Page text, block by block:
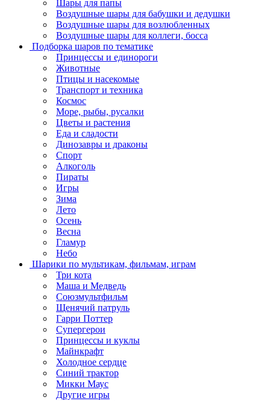
Шары для папы
Воздушные шары для бабушки и дедушки
Воздушные шары для возлюбленных
Воздушные шары для коллеги, босса
Подборка шаров по тематике
Принцессы и единороги
Животные
Птицы и насекомые
Транспорт и техника
Космос
Море, рыбы, русалки
Цветы и растения
Еда и сладости
Динозавры и драконы
Спорт
Алкоголь
Пираты
Игры
Зима
Лето
Осень
Весна
Гламур
Небо
Шарики по мультикам, фильмам, играм
Три кота
Маша и Медведь
Союзмультфильм
Щенячий патруль
Гарри Поттер
Супергерои
Принцессы и куклы
Майнкрафт
Холодное сердце
Синий трактор
Микки Маус
Другие игры